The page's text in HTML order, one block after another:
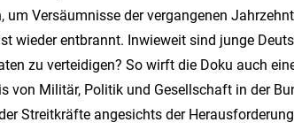
um Versäumnisse der vergangenen
wieder entbrannt. Inwieweit sind junge
zu verteidigen? So wirft die Doku auch
von Militär, Politik und Gesellschaft in der
Streitkräfte angesichts der